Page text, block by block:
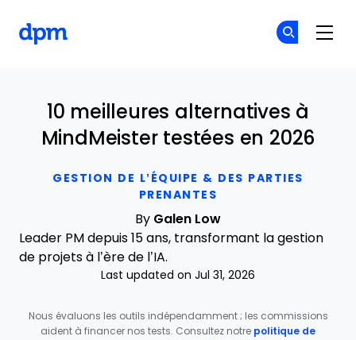
GESTION DE L’ÉQUIPE & DES PARTIES
PRENANTES
10 meilleures alternatives à
MindMeister testées en 2026
By Galen Low
Leader PM depuis 15 ans, transformant la gestion
de projets à l’ère de l’IA.
Last updated on Jul 31, 2026
Nous évaluons les outils indépendamment ; les commissions
aident à financer nos tests. Consultez notre politique de